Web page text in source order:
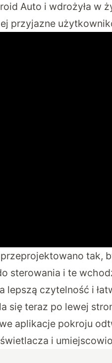
Auto i wdrożyła w
przyjazne
tak,
sterowania i te
lepszą czytelność i
się teraz po lewej
aplikacje pokroju
i